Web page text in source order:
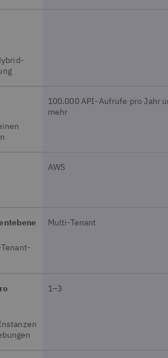
100.000 API-Aufrufe pro Jahr
mehr
AWS
Multi-Tenant
1–3